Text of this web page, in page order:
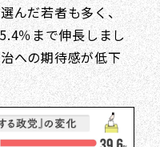
んだ若者も多く、
％まで伸長しまし
への期待感が低下